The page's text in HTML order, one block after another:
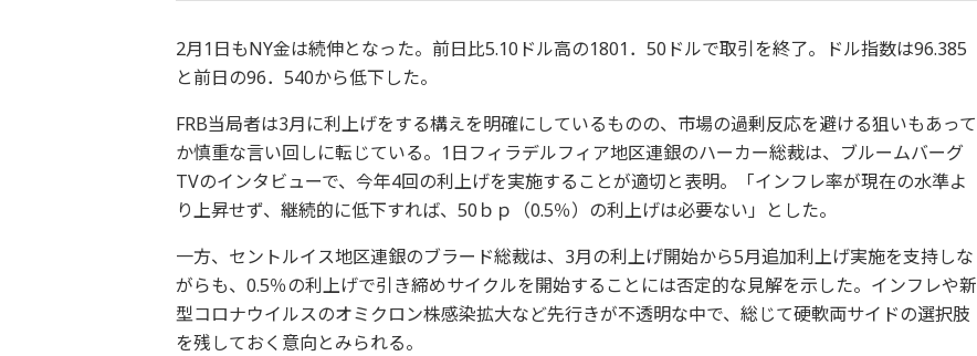
2月1日もNY金は続伸となった。前日比5.10ドル高の1801．50ドルで取引を終了。ドル指数は96.385
と前日の96．540から低下した。
FRB当局者は3月に利上げをする構えを明確にしているものの、市場の過剰反応を避ける狙いもあって
か慎重な言い回しに転じている。1日フィラデルフィア地区連銀のハーカー総裁は、ブルームバーグ
TVのインタビューで、今年4回の利上げを実施することが適切と表明。「インフレ率が現在の水準よ
り上昇せず、継続的に低下すれば、50ｂｐ（0.5％）の利上げは必要ない」とした。
一方、セントルイス地区連銀のブラード総裁は、3月の利上げ開始から5月追加利上げ実施を支持しな
がらも、0.5％の利上げで引き締めサイクルを開始することには否定的な見解を示した。インフレや新
型コロナウイルスのオミクロン株感染拡大など先行きが不透明な中で、総じて硬軟両サイドの選択肢
を残しておく意向とみられる。